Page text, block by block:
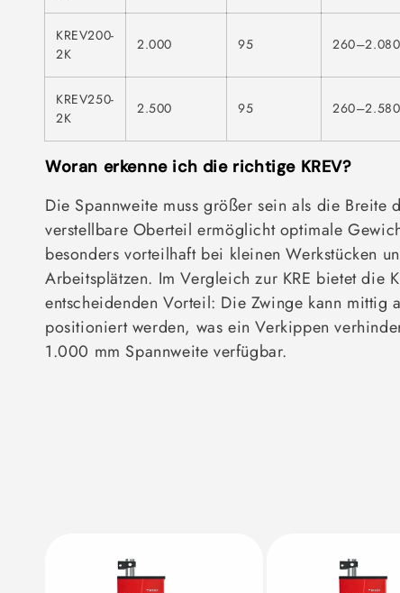
KREV200-
2K
2.000 95 260–2.080
KREV250-
2K
2.500 95 260–2.580
Woran erkenne ich die richtige KREV?
Die Spannweite muss größer sein als die Breite
verstellbare Oberteil ermöglicht optimale
besonders vorteilhaft bei kleinen Werkstücken
Arbeitsplätzen. Im Vergleich zur KRE bietet die
entscheidenden Vorteil: Die Zwinge kann mittig
positioniert werden, was ein Verkippen
1.000 mm Spannweite verfügbar.